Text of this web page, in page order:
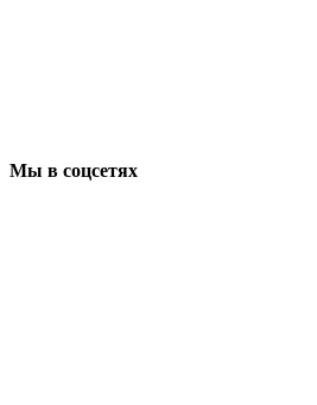
Мы в соцсетях